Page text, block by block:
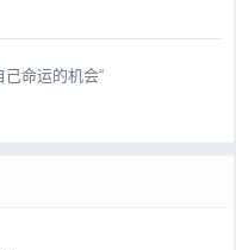
命运的机会“